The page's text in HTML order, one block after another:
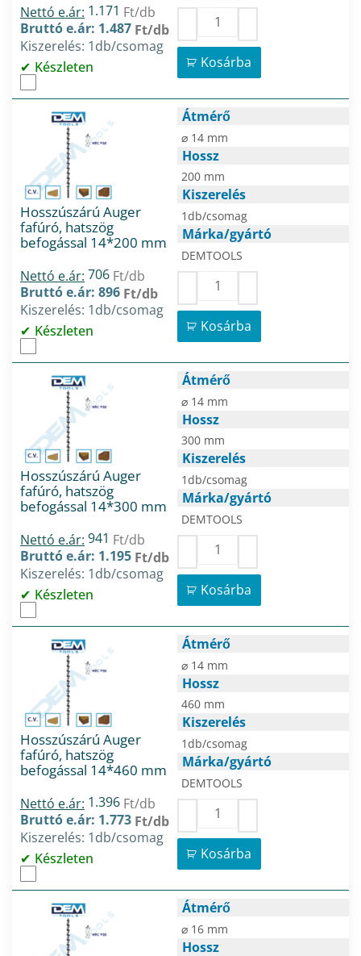
Nettó e.ár: 1.171 Ft/db
Bruttó e.ár: 1.487 Ft/db
Kiszerelés: 1db/csomag
Készleten
Kosárba
Hosszúszárú Auger
fafúró, hatszög
befogással 14*200 mm
Nettó e.ár: 706 Ft/db
Bruttó e.ár: 896 Ft/db
Kiszerelés: 1db/csomag
Készleten
Átmérő
⌀ 14 mm
Hossz
200 mm
Kiszerelés
1db/csomag
Márka/gyártó
DEMTOOLS
Kosárba
Hosszúszárú Auger
fafúró, hatszög
befogással 14*300 mm
Nettó e.ár: 941 Ft/db
Bruttó e.ár: 1.195 Ft/db
Kiszerelés: 1db/csomag
Készleten
Átmérő
⌀ 14 mm
Hossz
300 mm
Kiszerelés
1db/csomag
Márka/gyártó
DEMTOOLS
Kosárba
Hosszúszárú Auger
fafúró, hatszög
befogással 14*460 mm
Nettó e.ár: 1.396 Ft/db
Bruttó e.ár: 1.773 Ft/db
Kiszerelés: 1db/csomag
Készleten
Átmérő
⌀ 14 mm
Hossz
460 mm
Kiszerelés
1db/csomag
Márka/gyártó
DEMTOOLS
Kosárba
Átmérő
⌀ 16 mm
Hossz